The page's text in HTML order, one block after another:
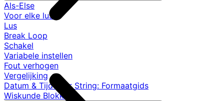
Als-Else
Voor elke lus
Lus
Break Loop
Schakel
Variabele instellen
Fout verhogen
Vergelijking
Datum & Tijd naar String: Formaatgids
Wiskunde Blokken